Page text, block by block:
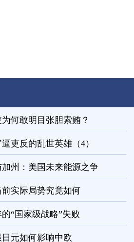
何敢明目张胆索贿？
吏反的乱世英雄（4）
加州：美国未来能源之争
前实际局势究竟如何
“国家级战略”失败
元如何影响中欧